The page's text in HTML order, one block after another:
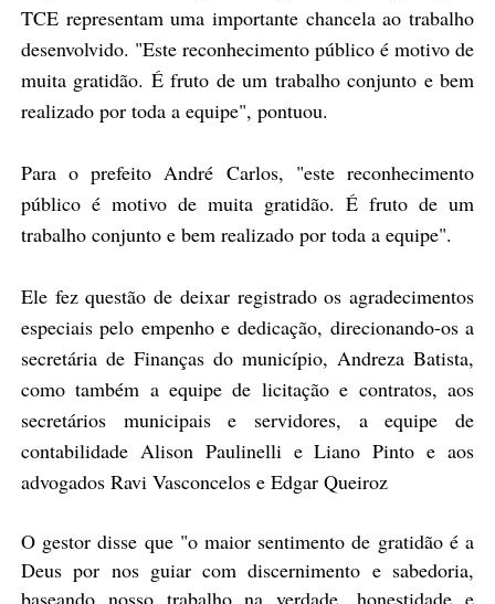
TCE representam uma importante chancela ao trabalho
desenvolvido. "Este reconhecimento público é motivo de
muita gratidão. É fruto de um trabalho conjunto e bem
realizado por toda a equipe", pontuou.
Para o prefeito André Carlos, "este reconhecimento
público é motivo de muita gratidão. É fruto de um
trabalho conjunto e bem realizado por toda a equipe".
Ele fez questão de deixar registrado os agradecimentos
especiais pelo empenho e dedicação, direcionando-os a
secretária de Finanças do município, Andreza Batista,
como também a equipe de licitação e contratos, aos
secretários municipais e servidores, a equipe de
contabilidade Alison Paulinelli e Liano Pinto e aos
advogados Ravi Vasconcelos e Edgar Queiroz
O gestor disse que "o maior sentimento de gratidão é a
Deus por nos guiar com discernimento e sabedoria,
baseando nosso trabalho na verdade, honestidade e